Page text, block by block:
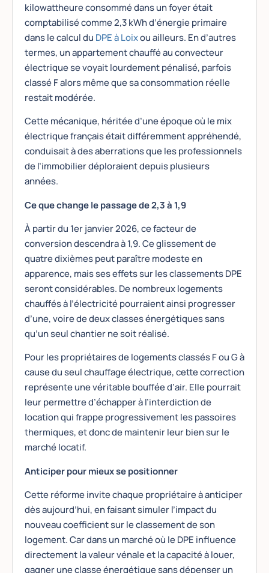
kilowattheure consommé dans un foyer était
comptabilisé comme 2,3 kWh d’énergie primaire
dans le calcul du DPE à Loixou ailleurs. En d’autres
termes, un appartement chauffé au convecteur
électrique se voyait lourdement pénalisé, parfois
classé F alors même que sa consommation réelle
restait modérée.
Cette mécanique, héritée d’une époque où le mix
électrique français était différemment appréhendé,
conduisait à des aberrations que les professionnels
de l’immobilier déploraient depuis plusieurs
années.
Ce que change le passage de 2,3 à 1,9
À partir du 1er janvier 2026, ce facteur de
conversion descendra à 1,9. Ce glissement de
quatre dixièmes peut paraître modeste en
apparence, mais ses effets sur les classements DPE
seront considérables. De nombreux logements
chauffés à l’électricité pourraient ainsi progresser
d’une, voire de deux classes énergétiques sans
qu’un seul chantier ne soit réalisé.
Pour les propriétaires de logements classés F ou G à
cause du seul chauffage électrique, cette correction
représente une véritable bouffée d’air. Elle pourrait
leur permettre d’échapper à l’interdiction de
location qui frappe progressivement les passoires
thermiques, et donc de maintenir leur bien sur le
marché locatif.
Anticiper pour mieux se positionner
Cette réforme invite chaque propriétaire à anticiper
dès aujourd’hui, en faisant simuler l’impact du
nouveau coefficient sur le classement de son
logement. Car dans un marché où le DPE influence
directement la valeur vénale et la capacité à louer,
gagner une classe énergétique sans dépenser un